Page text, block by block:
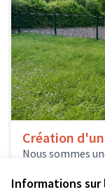
Informations sur
Création
Nous sommes
cours...